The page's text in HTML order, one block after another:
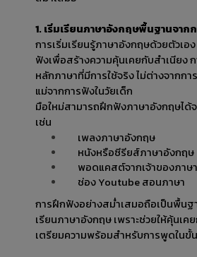
1. เริ่มเรียนภาษาอังกฤษพื้นฐานจาก
การเริ่มเรียนรู้ภาษาอังกฤษด้วยตัวเอ
ฟังเพื่อสร้างความคุ้นเคยกับสำเนียง
หลักภาษาที่มีการใช้จริง ไม่ต่างจากก
แม่จากการฟังในวัยเด็ก
มือใหม่สามารถฝึกฟังภาษาอังกฤษได้
เช่น
เพลงภาษาอังกฤษ
หนังหรือซีรียส์ภาษาอังกฤษ
พอดแคสต์จากเจ้าของภาษา
ช่อง Youtube สอนภาษา
การฝึกฟังอย่างสม่ำเสมอถือเป็นพื้น
เรียนภาษาอังกฤษ เพราะช่วยให้คุ้นเค
เตรียมความพร้อมสำหรับการพูดในขั้